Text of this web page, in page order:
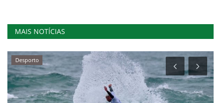
MAIS NOTÍCIAS
Desporto